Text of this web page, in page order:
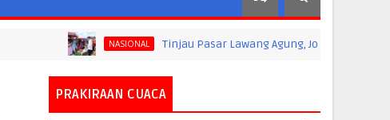
NASIONAL Tinjau Pasar Lawang Agung, Jokowi Pastikan Stabilitas
PRAKIRAAN CUACA